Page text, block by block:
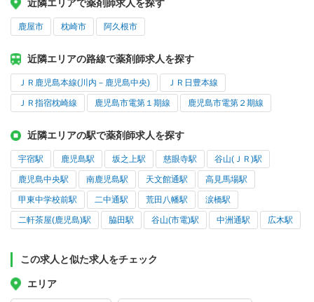
近隣エリアで薬剤師求人を探す
鹿屋市 枕崎市 阿久根市
近隣エリアの路線で薬剤師求人を探す
ＪＲ鹿児島本線(川内－鹿児島中央) ＪＲ日豊本線
ＪＲ指宿枕崎線 鹿児島市電第１期線 鹿児島市電第２期線
近隣エリアの駅で薬剤師求人を探す
宇宿駅 鹿児島駅 坂之上駅 慈眼寺駅 谷山(ＪＲ)駅
鹿児島中央駅 南鹿児島駅 天文館通駅 高見馬場駅
甲東中学校前駅 二中通駅 荒田八幡駅 涙橋駅
二軒茶屋(鹿児島)駅 脇田駅 谷山(市電)駅 中洲通駅 広木駅
この求人と似た求人をチェック
エリア